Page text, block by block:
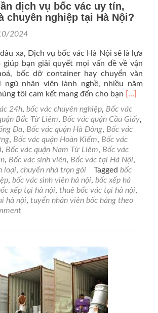
dịch vụ bốc vác uy tín,
chuyên nghiệp tại Hà Nội?
2024
xa, Dịch vụ bốc vác Hà Nội sẽ là lựa
giúp bạn giải quyết mọi vấn đề về vận
bốc dỡ container hay chuyển văn
ngũ nhân viên lành nghề, nhiều năm
tôi cam kết mang đến cho bạn Read
about
Bạn
đang
cần
dịch
vụ
bốc
vác
uy
tín,
[…]
24h, bốc vác chuyên nghiệp, Bốc vác
Bắc Từ Liêm, Bốc vác quận Cầu Giấy,
Đa, Bốc vác quận Hà Đông, Bốc vác
, Bốc vác quận Hoàn Kiếm, Bốc vác
, Bốc vác quận Nam Từ Liêm, Bốc vác
, Bốc vác sinh viên, Bốc vác tại Hà Nội,
loại, chuyển nhà trọn gói Tagged bốc
, bốc vác sinh viên hà nội, bốc xếp hà
xếp tại hà nội, thuê bốc vác tại hà nội,
hà nội, tuyển nhân viên bốc hàng theo